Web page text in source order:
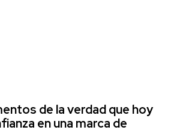
de la verdad que hoy
en una marca de